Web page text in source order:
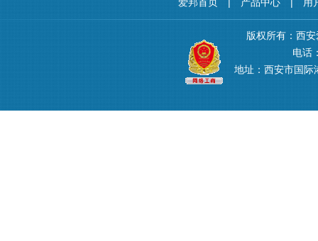
版权所有：西
电话
地址：西安市国际